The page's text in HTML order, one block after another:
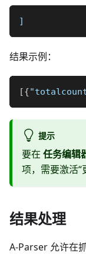
]
结果示例：
[{
提示
要在 任务编辑
项，需要激活“
结果处理
A-Parser 允许在